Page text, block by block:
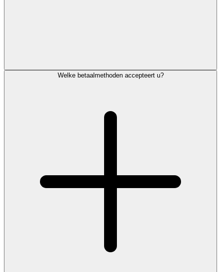
Welke betaalmethoden accepteert u?